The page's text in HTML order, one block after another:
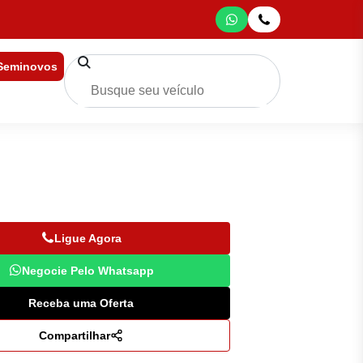
Ligue Agora
Negocie Pelo Whatsapp
Receba uma Oferta
Compartilhar